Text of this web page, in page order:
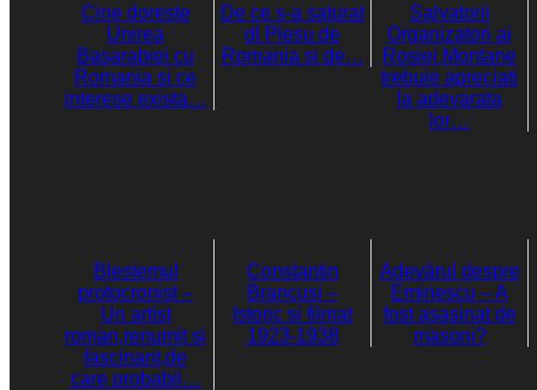
Cine doreste
Unirea
Basarabiei cu
Romania si ce
interese exista…
De ce s-a saturat
dl Plesu de
Romania si de…
Salvatorii
Organizatori ai
Rosiei Montane
trebuie apreciati
la adevarata
lor…
Blestemul
protocronist –
Un artist
roman,renumit si
fascinant,de
care probabil…
Constantin
Brancusi –
Istoric si filmat
1923-1938
Adevărul despre
Eminescu – A
fost asasinat de
masoni?